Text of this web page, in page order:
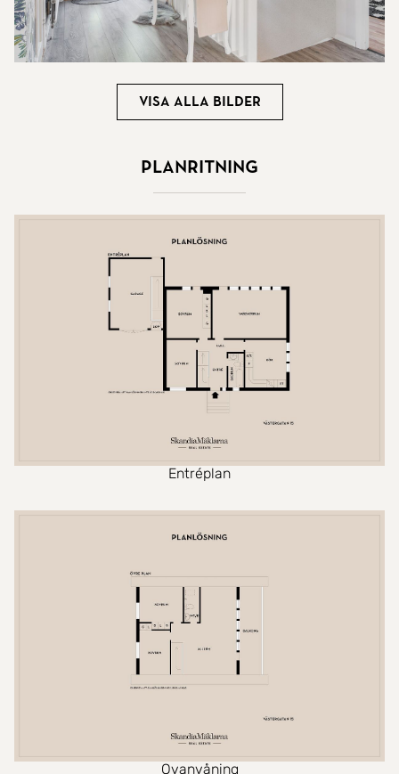
Visa alla bilder
Planritning
Entréplan
Ovanvåning